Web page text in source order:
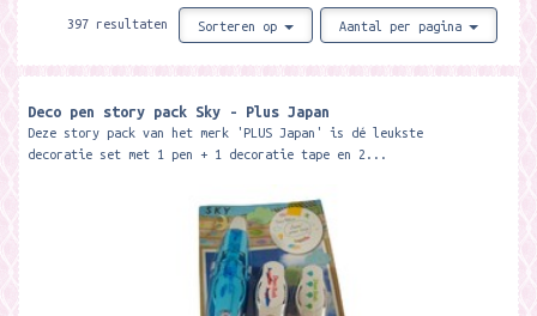
397 resultaten Sorteren op Aantal per pagina
Deco pen story pack Sky - Plus Japan
Deze story pack van het merk 'PLUS Japan' is dé leukste
decoratie set met 1 pen + 1 decoratie tape en 2...